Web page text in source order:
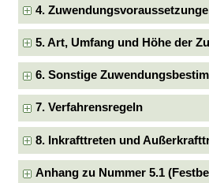
4.
5. Art, Umfang und Höhe der
6. Sonstige
7. Verfahrensregeln
8. Inkrafttreten und
Anhang zu Nummer 5.1